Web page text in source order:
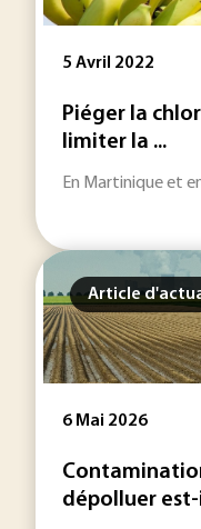
5 Avril 2022
Piéger la
limiter la ...
En Martinique et
Article
6 Mai 2026
dépolluer est-